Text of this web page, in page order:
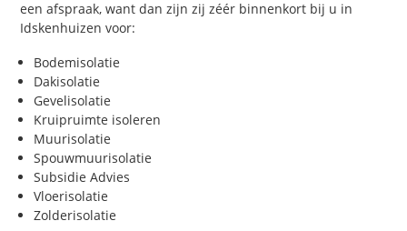
een afspraak, want dan zijn zij zéér binnenkort bij u in
Idskenhuizen voor:
Bodemisolatie
Dakisolatie
Gevelisolatie
Kruipruimte isoleren
Muurisolatie
Spouwmuurisolatie
Subsidie Advies
Vloerisolatie
Zolderisolatie